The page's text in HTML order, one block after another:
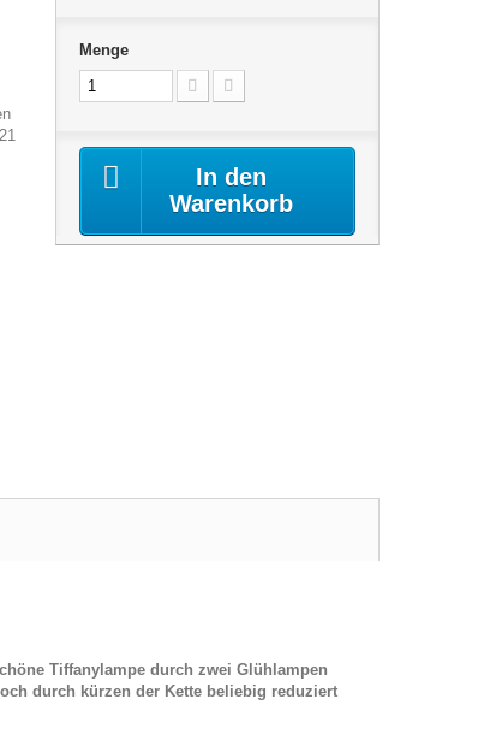
Menge
In den
Warenkorb
Tiffanylampe durch zwei Glühlampen
durch kürzen der Kette beliebig reduziert